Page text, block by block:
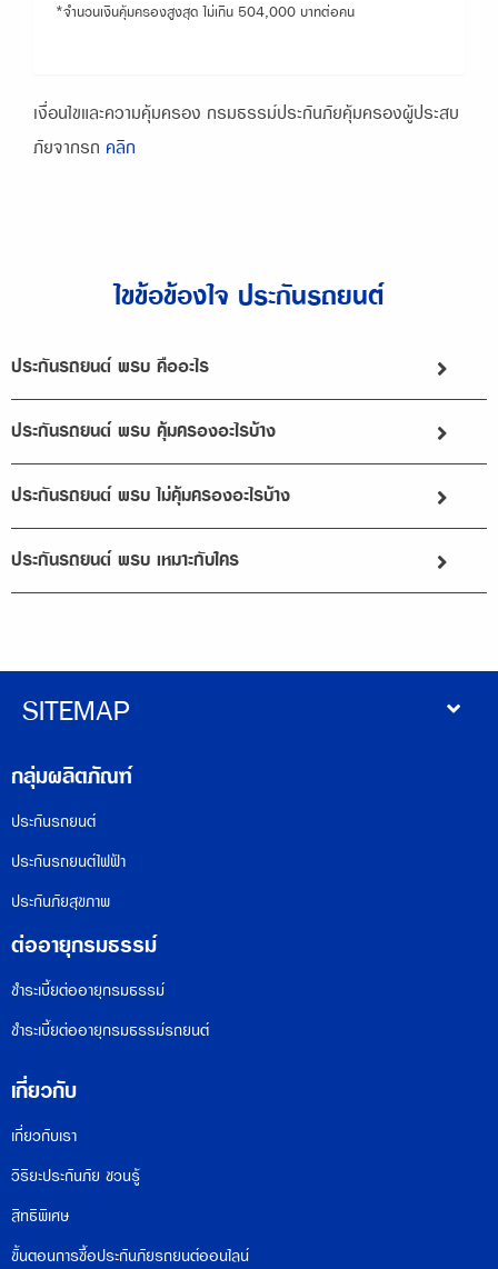
*จำนวนเงินคุ้มครองสูงสุด ไม่เกิน 504,000 บาทต่อคน
เงื่อนไขและความคุ้มครอง กรมธรรม์ประกันภัยคุ้มครองผู้ประสบ
ภัยจากรถ คลิก
ไขข้อข้องใจ ประกันรถยนต์
ประกันรถยนต์ พรบ คืออะไร
ประกันรถยนต์ พรบ คุ้มครองอะไรบ้าง
ประกันรถยนต์ พรบ ไม่คุ้มครองอะไรบ้าง
ประกันรถยนต์ พรบ เหมาะกับใคร
SITEMAP
กลุ่มผลิตภัณฑ์
ประกันรถยนต์
ประกันรถยนต์ไฟฟ้า
ประกันภัยสุขภาพ
ต่ออายุกรมธรรม์
ชำระเบี้ยต่ออายุกรมธรรม์
ชำระเบี้ยต่ออายุกรมธรรม์รถยนต์
เกี่ยวกับ
เกี่ยวกับเรา
วิริยะประกันภัย ชวนรู้
สิทธิพิเศษ
ขั้นตอนการซื้อประกันภัยรถยนต์ออนไลน์